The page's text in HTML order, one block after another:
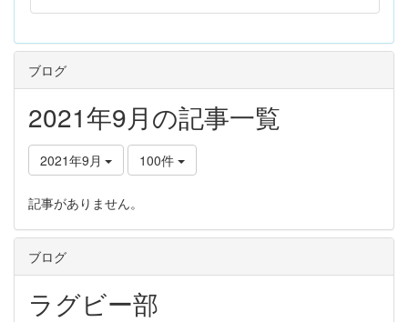
ブログ
2021年9月の記事一覧
2021年9月 100件
記事がありません。
ブログ
ラグビー部